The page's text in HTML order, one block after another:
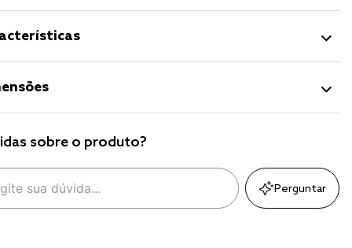
sobre o produto?
Perguntar